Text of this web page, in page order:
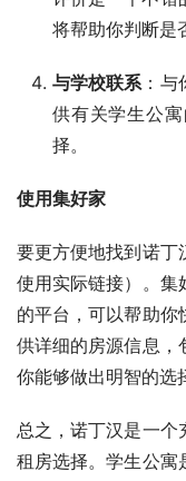
将帮助你判断是
与学校联系 ：
供有关学生公
择。
使用集好家
要更方便地找到诺丁
使用实际链接）。集
的平台，可以帮助你
供详细的房源信息，
你能够做出明智的选
总之，诺丁汉是一个
租房选择。学生公寓